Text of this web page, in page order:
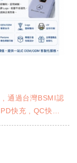
通過台灣BSMI認
PD快充
QC快充